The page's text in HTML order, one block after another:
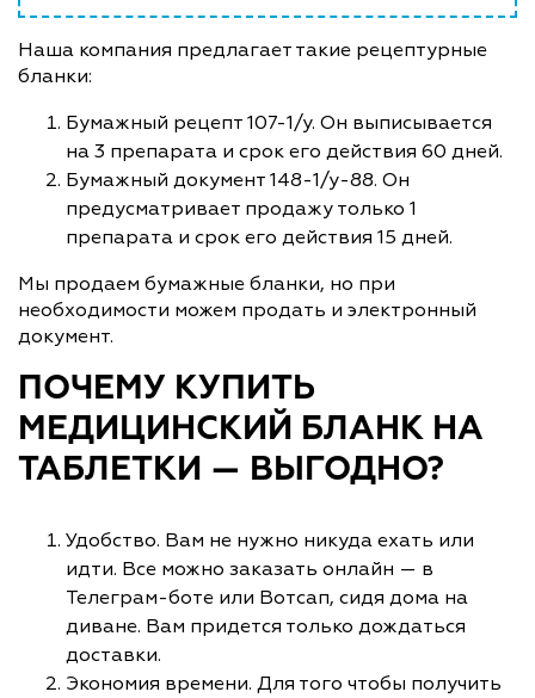
Наша компания предлагает такие рецептурные
бланки:
Бумажный рецепт 107-1/у. Он выписывается
на 3 препарата и срок его действия 60 дней.
Бумажный документ 148-1/у-88. Он
предусматривает продажу только 1
препарата и срок его действия 15 дней.
Мы продаем бумажные бланки, но при
необходимости можем продать и электронный
документ.
ПОЧЕМУ КУПИТЬ
МЕДИЦИНСКИЙ БЛАНК НА
ТАБЛЕТКИ — ВЫГОДНО?
Удобство. Вам не нужно никуда ехать или
идти. Все можно заказать онлайн — в
Телеграм-боте или Вотсап, сидя дома на
диване. Вам придется только дождаться
доставки.
Экономия времени. Для того чтобы получить